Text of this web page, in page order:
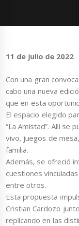
11 de julio de 2022
Con una gran
cabo una nueva
que en esta
El espacio elegido
“La Amistad”. Allí se
vivo, juegos de
familia.
Además, se ofreció
cuestiones
entre otros.
Esta propuesta
Cristian Cardozo
replicando en las